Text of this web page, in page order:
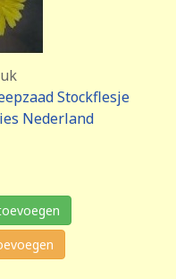
Stockflesje
Nederland